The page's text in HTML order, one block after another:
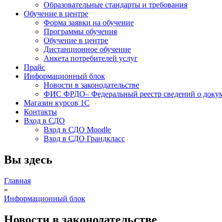
Образовательные стандарты и требования
Обучение в центре
Форма заявки на обучение
Программы обучения
Обучение в центре
Дистанционное обучение
Анкета потребителей услуг
Прайс
Информационный блок
Новости в законодательстве
ФИС ФРДО– Федеральный реестр сведений о
Магазин курсов 1С
Контакты
Вход в СДО
Вход в СДО Moodle
Вход в СДО Грандкласс
Вы здесь
Главная
»
Информационный блок